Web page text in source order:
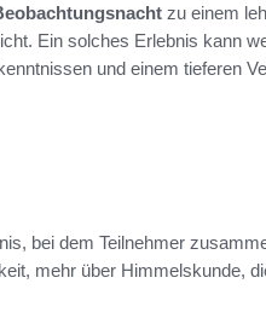
zu einem
Ein solches Erlebnis kann
und einem tieferen
bei dem Teilnehmer
mehr über Himmelskunde,